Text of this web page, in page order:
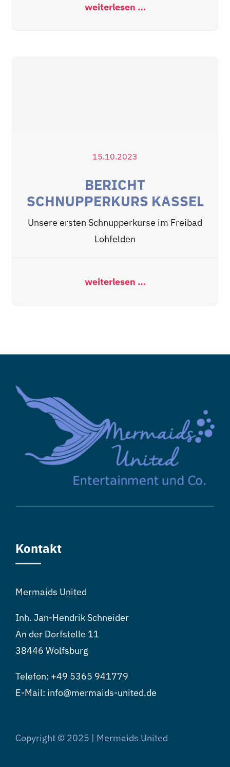
weiterlesen …
15.10.2023
BERICHT
SCHNUPPERKURS KASSEL
Unsere ersten Schnupperkurse im Freibad
Lohfelden
weiterlesen …
Kontakt
Mermaids United
Inh. Jan-Hendrik Schneider
An der Dorfstelle 11
38446 Wolfsburg
Telefon: +49 5365 941779
E-Mail: info@mermaids-united.de
Copyright © 2025 | Mermaids United